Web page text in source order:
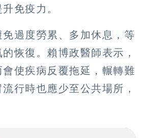
免疫力。
免過度勞累、多加休息，等
恢復。賴博政醫師表示，
使疾病反覆拖延，輾轉難
行時也應少至公共場所，